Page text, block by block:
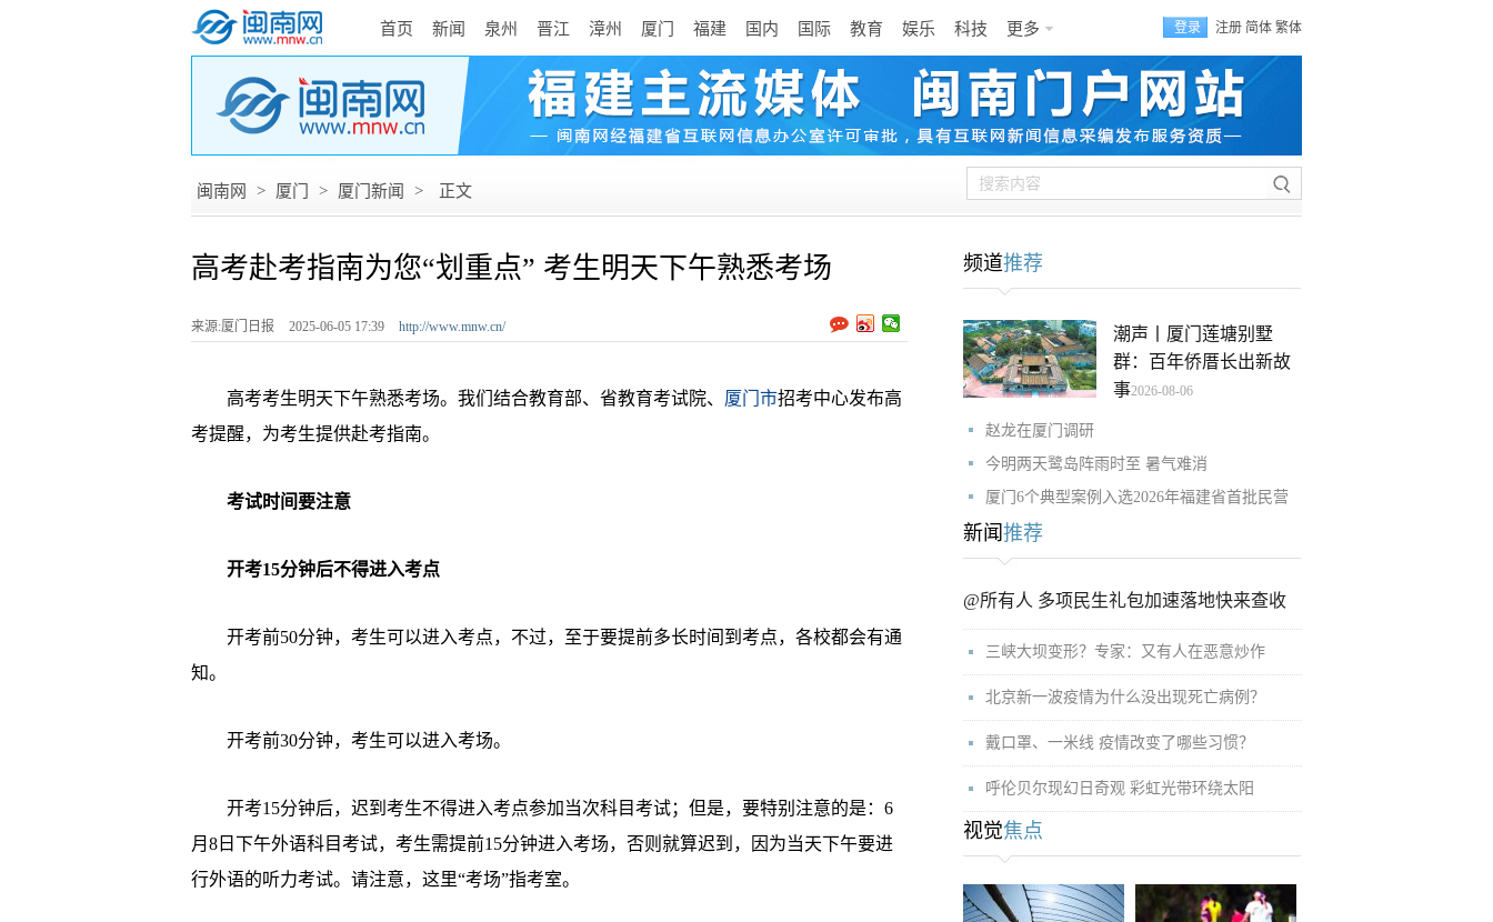
首页 新闻 泉州 晋江 漳州 厦门 福建 国内 国际 教育 娱乐 科技 更多 登录 注册 简体 繁体
闽南网 > 厦门 > 厦门新闻 > 正文
高考赴考指南为您“划重点” 考生明天下午熟悉考场
来源:厦门日报 2025-06-05 17:39 http://www.mnw.cn/
高考考生明天下午熟悉考场。我们结合教育部、省教育考试院、 厦门市招考中心发布高
考提醒，为考生提供赴考指南。
考试时间要注意
开考15分钟后不得进入考点
开考前50分钟，考生可以进入考点，不过，至于要提前多长时间到考点，各校都会有通
知。
开考前30分钟，考生可以进入考场。
开考15分钟后，迟到考生不得进入考点参加当次科目考试；但是，要特别注意的是：6
月8日下午外语科目考试，考生需提前15分钟进入考场，否则就算迟到，因为当天下午要进
行外语的听力考试。请注意，这里“考场”指考室。
频道推荐
潮声丨厦门莲塘别墅
群：百年侨厝长出新故
事2026-08-06
赵龙在厦门调研
今明两天鹭岛阵雨时至 暑气难消
厦门6个典型案例入选2026年福建省首批民营
新闻 推荐
@所有人 多项民生礼包加速落地快来查收
三峡大坝变形？专家：又有人在恶意炒作
北京新一波疫情为什么没出现死亡病例？
戴口罩、一米线 疫情改变了哪些习惯？
呼伦贝尔现幻日奇观 彩虹光带环绕太阳
视觉焦点